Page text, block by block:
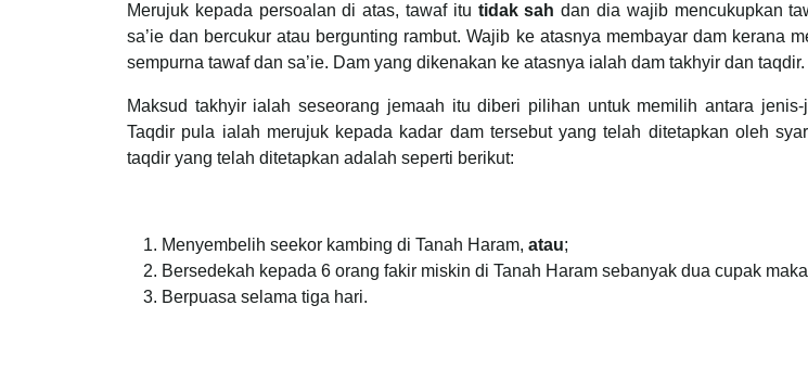
Merujuk kepada persoalan di atas, tawaf itu tidak sah dan dia wajib mencukupkan
sa’ie dan bercukur atau bergunting rambut. Wajib ke atasnya membayar dam kerana
sempurna tawaf dan sa’ie. Dam yang dikenakan ke atasnya ialah dam takhyir dan taqdir.
Maksud takhyir ialah seseorang jemaah itu diberi pilihan untuk memilih antara
Taqdir pula ialah merujuk kepada kadar dam tersebut yang telah ditetapkan oleh
taqdir yang telah ditetapkan adalah seperti berikut:
Menyembelih seekor kambing di Tanah Haram, atau;
Bersedekah kepada 6 orang fakir miskin di Tanah Haram sebanyak dua cupak
Berpuasa selama tiga hari.